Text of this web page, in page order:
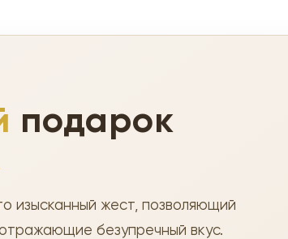
подарок
изысканный жест, позволяющий
безупречный вкус.